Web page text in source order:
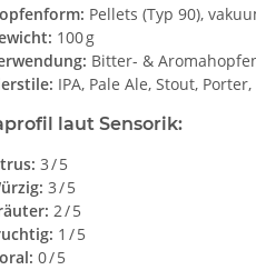
Pellets (Typ 90),
100 g
Bitter- &
IPA, Pale Ale, Stout,
laut Sensorik:
3 / 5
3 / 5
2 / 5
1 / 5
0 / 5